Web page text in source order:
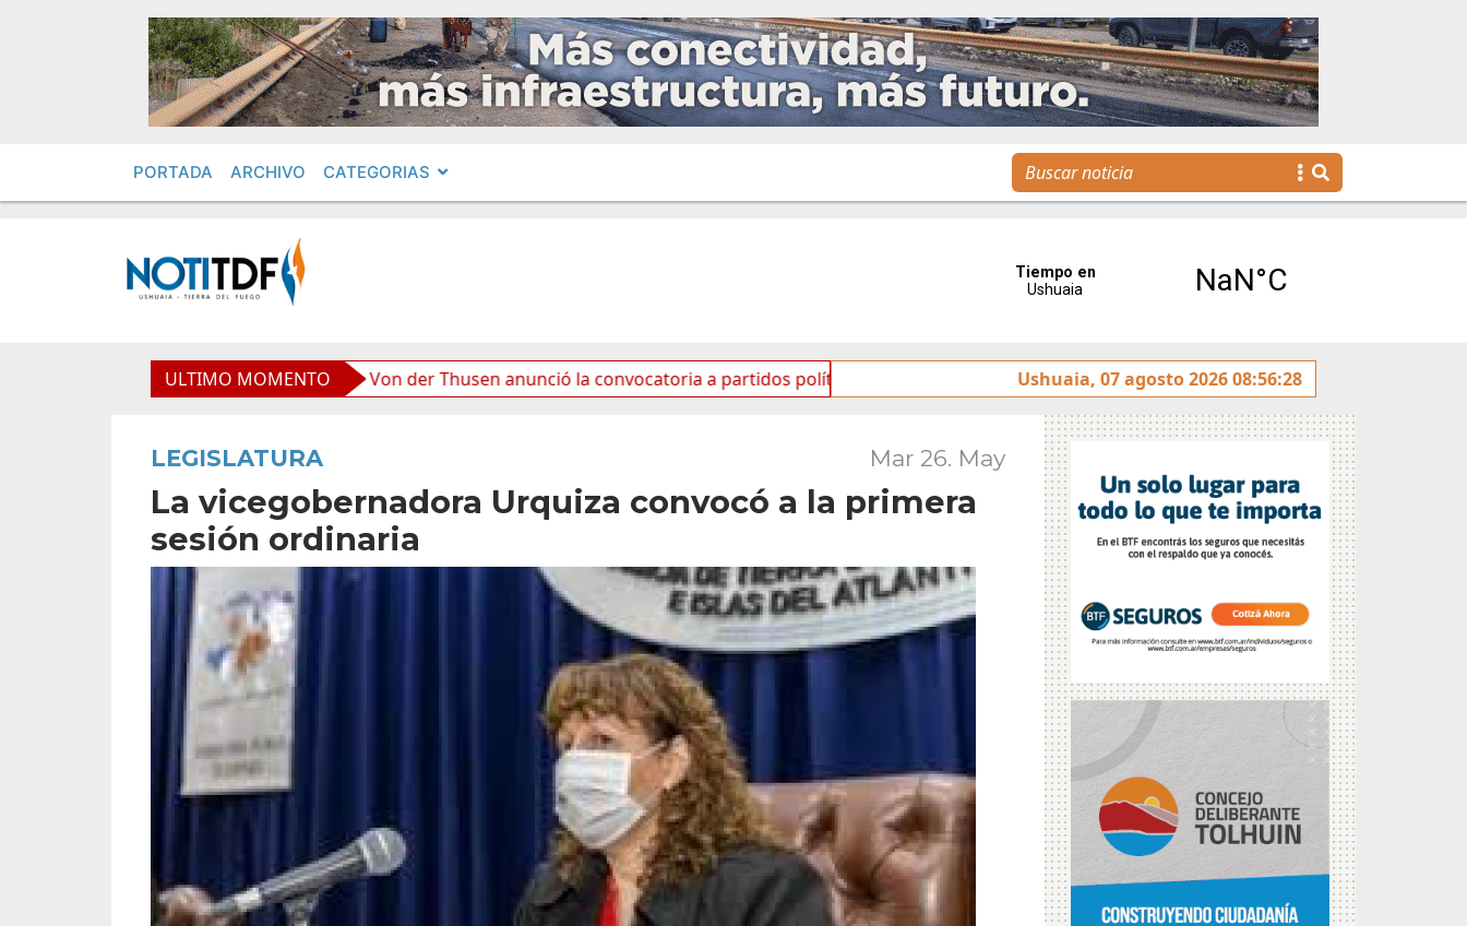
PORTADA ARCHIVO CATEGORIAS
ULTIMO MOMENTO
boliviana”, afirmó Becerra Von der Thusen anunció la convocatoria a partidos políticos por «ficha limpia» Se realizó la reunión de Labor Parlamentaria previa a la
Ushuaia, 07 agosto 2026 08:56:28
LEGISLATURA Mar 26. May
La vicegobernadora Urquiza convocó a la primera
sesión ordinaria